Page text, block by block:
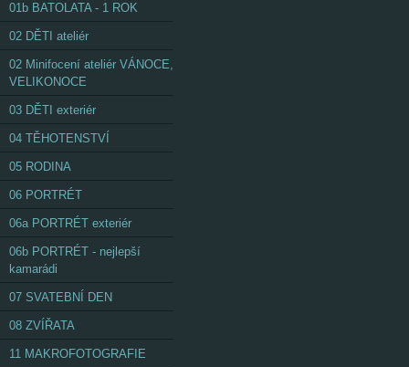
01b BATOLATA - 1 ROK
02 DĚTI ateliér
02 Minifocení ateliér VÁNOCE,
VELIKONOCE
03 DĚTI exteriér
04 TĚHOTENSTVÍ
05 RODINA
06 PORTRÉT
06a PORTRÉT exteriér
06b PORTRÉT - nejlepší
kamarádi
07 SVATEBNÍ DEN
08 ZVÍŘATA
11 MAKROFOTOGRAFIE